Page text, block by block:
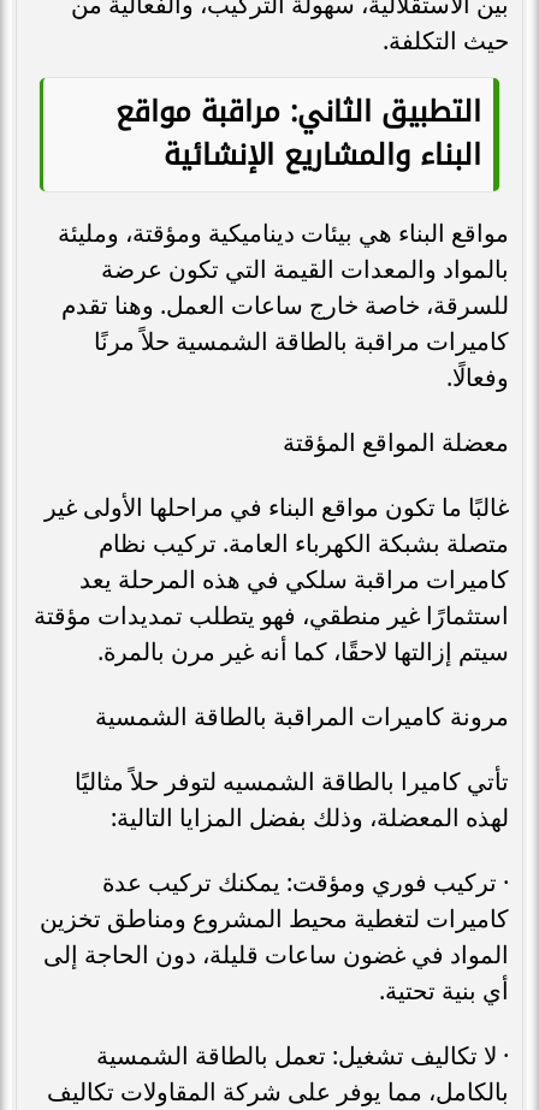
حيث التكلفة.
التطبيق الثاني: مراقبة مواقع
البناء والمشاريع الإنشائية
مواقع البناء هي بيئات ديناميكية ومؤقتة، ومليئة
بالمواد والمعدات القيمة التي تكون عرضة
للسرقة، خاصة خارج ساعات العمل. وهنا تقدم
كاميرات مراقبة بالطاقة الشمسية حلاً مرنًا
وفعالًا.
معضلة المواقع المؤقتة
غالبًا ما تكون مواقع البناء في مراحلها الأولى غير
متصلة بشبكة الكهرباء العامة. تركيب نظام
كاميرات مراقبة سلكي في هذه المرحلة يعد
استثمارًا غير منطقي، فهو يتطلب تمديدات مؤقتة
سيتم إزالتها لاحقًا، كما أنه غير مرن بالمرة.
مرونة كاميرات المراقبة بالطاقة الشمسية
تأتي كاميرا بالطاقة الشمسيه لتوفر حلاً مثاليًا
لهذه المعضلة، وذلك بفضل المزايا التالية:
· تركيب فوري ومؤقت: يمكنك تركيب عدة
كاميرات لتغطية محيط المشروع ومناطق تخزين
المواد في غضون ساعات قليلة، دون الحاجة إلى
أي بنية تحتية.
· لا تكاليف تشغيل: تعمل بالطاقة الشمسية
بالكامل، مما يوفر على شركة المقاولات تكاليف